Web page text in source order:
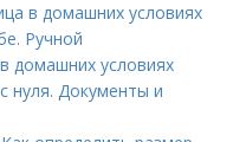
в домашних условиях
Ручной
домашних условиях
нуля. Документы и